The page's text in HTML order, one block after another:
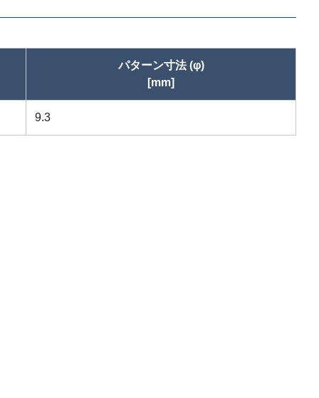
パターン寸法 (φ)
[mm]
9.3